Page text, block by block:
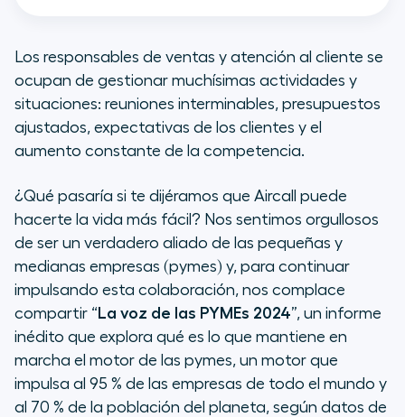
Cuatro puntos clave de «La voz
de las PYMEs 2024»
2. La IA como aliada
3. El arte de las conexiones humanas
4. Enfoque en el
Aircall: tu aliado para gestionar
equipos de ventas y atención al
cliente sin estrés
Los responsables de ventas y atención al cliente se
ocupan de gestionar muchísimas actividades y
situaciones: reuniones interminables, presupuestos
ajustados, expectativas de los clientes y el
aumento constante de la competencia.
¿Qué pasaría si te dijéramos que Aircall puede
hacerte la vida más fácil? Nos sentimos orgullosos
de ser un verdadero aliado de las pequeñas y
medianas empresas (pymes) y, para continuar
impulsando esta colaboración, nos complace
compartir “ La voz de las PYMEs 2024”, un informe
inédito que explora qué es lo que mantiene en
marcha el motor de las pymes, un motor que
impulsa al 95 % de las empresas de todo el mundo y
al 70 % de la población del planeta, según datos de